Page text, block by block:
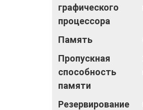
графического
процессора
Память
Пропускная
способность
памяти
Резервирование